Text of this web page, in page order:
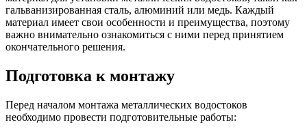
гальванизированная сталь, алюминий или медь. Каждый
материал имеет свои особенности и преимущества, поэтому
важно внимательно ознакомиться с ними перед принятием
окончательного решения.
Подготовка к монтажу
Перед началом монтажа металлических водостоков
необходимо провести подготовительные работы: